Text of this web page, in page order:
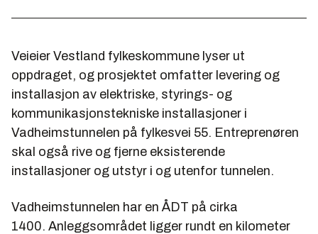
Veieier Vestland fylkeskommune lyser ut
oppdraget, og prosjektet omfatter levering og
installasjon av elektriske, styrings- og
kommunikasjonstekniske installasjoner i
Vadheimstunnelen på fylkesvei 55. Entreprenøren
skal også rive og fjerne eksisterende
installasjoner og utstyr i og utenfor tunnelen.
Vadheimstunnelen har en ÅDT på cirka
1400. Anleggsområdet ligger rundt en kilometer